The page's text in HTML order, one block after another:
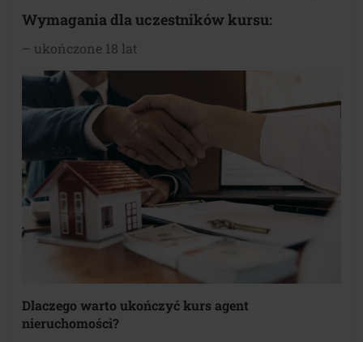
Wymagania dla uczestników kursu:
– ukończone 18 lat
Dlaczego warto ukończyć kurs agent
nieruchomości?